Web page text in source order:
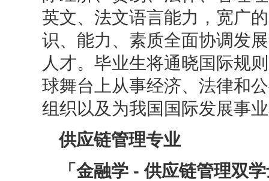
英文、法文语言能力，宽广
识、能力、素质全面协调发
人才。毕业生将通晓国际规
球舞台上从事经济、法律和
组织以及为我国国际发展事
供应链管理专业
「金融学 - 供应链管理双